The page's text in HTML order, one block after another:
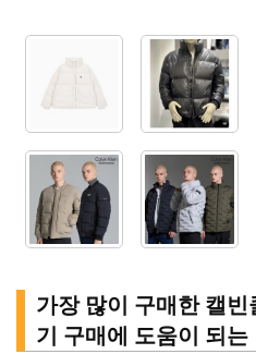
가장 많이 구매한 캘
기 구매에 도움이 되는